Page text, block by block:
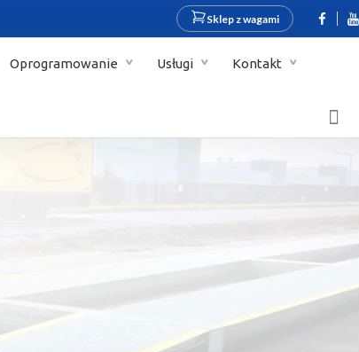
Sklep z wagami
Oprogramowanie Usługi Kontakt